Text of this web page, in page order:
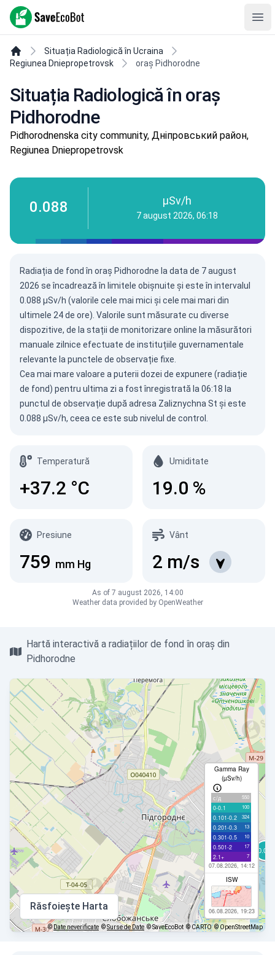
SaveEcoBot
Situația Radiologică în Ucraina
Regiunea Dniepropetrovsk
oraș Pidhorodne
Situația Radiologică în oraș
Pidhorodne
Pidhorodnenska city community, Дніпровський район,
Regiunea Dniepropetrovsk
0.088 µSv/h
7 august 2026, 06:18
Radiația de fond în oraș Pidhorodne la data de 7 august
2026 se încadrează în limitele obișnuite și este în intervalul
0.088 µSv/h (valorile cele mai mici și cele mai mari din
ultimele 24 de ore). Valorile sunt măsurate cu diverse
dispozitive, de la stații de monitorizare online la măsurători
manuale zilnice efectuate de instituțiile guvernamentale
relevante la punctele de observație fixe.
Cea mai mare valoare a puterii dozei de expunere (radiație
de fond) pentru ultima zi a fost înregistrată la 06:18 la
punctul de observație după adresa Zaliznychna St și este
0.088 µSv/h, ceea ce este sub nivelul de control.
Temperatură
+37.2 °C
Umiditate
19.0 %
Presiune
759 mm Hg
Vânt
2 m/s
As of 7 august 2026, 14:00
Weather data provided by OpenWeather
Hartă interactivă a radiațiilor de fond în oraș din
Pidhorodne
Gamma Ray
(µSv/h)
с/д 550
0-0.1 100
0.101-0.2 324
0.201-0.3 13
0.301-0.5 10
0.501-2 17
2.1+ 7
07.08.2026, 14:12
ISW
06.08.2026, 19:23
Răsfoiește Harta
© Date neverificate ©Surse de Date © SaveEcoBot © CARTO © OpenStreetMap